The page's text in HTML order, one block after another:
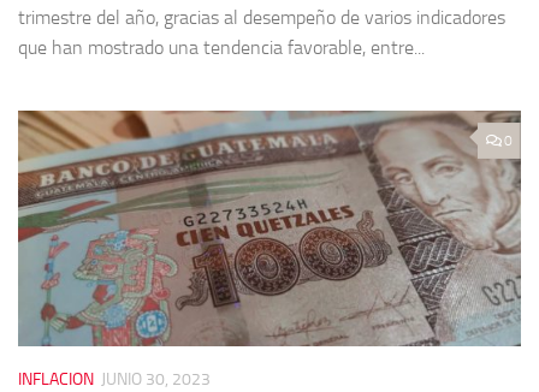
trimestre del año, gracias al desempeño de varios indicadores
que han mostrado una tendencia favorable, entre...
0
INFLACION JUNIO 30, 2023